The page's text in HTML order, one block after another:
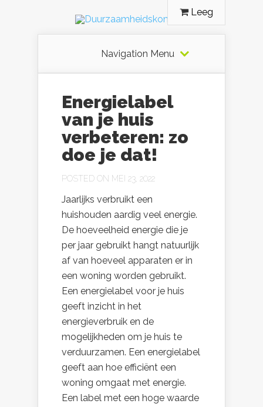
Leeg
Navigation Menu
Energielabel
van je huis
verbeteren: zo
doe je dat!
POSTED ON MEI 23, 2022
Jaarlijks verbruikt een
huishouden aardig veel energie.
De hoeveelheid energie die je
per jaar gebruikt hangt natuurlijk
af van hoeveel apparaten er in
een woning worden gebruikt.
Een energielabel voor je huis
geeft inzicht in het
energieverbruik en de
mogelijkheden om je huis te
verduurzamen. Een energielabel
geeft aan hoe efficiënt een
woning omgaat met energie.
Een label met een hoge waarde